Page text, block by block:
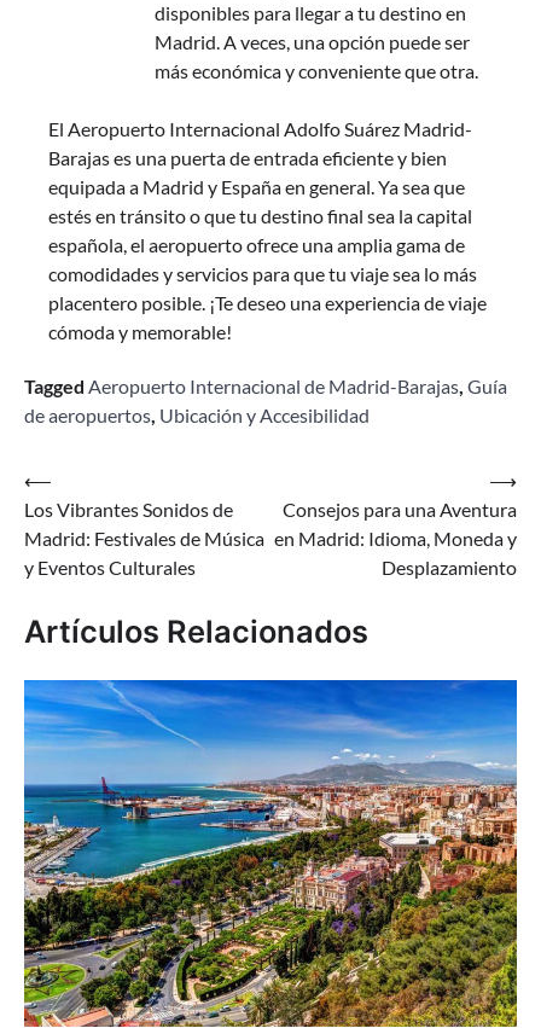
disponibles para llegar a tu destino en
Madrid. A veces, una opción puede ser
más económica y conveniente que otra.
El Aeropuerto Internacional Adolfo Suárez Madrid-
Barajas es una puerta de entrada eficiente y bien
equipada a Madrid y España en general. Ya sea que
estés en tránsito o que tu destino final sea la capital
española, el aeropuerto ofrece una amplia gama de
comodidades y servicios para que tu viaje sea lo más
placentero posible. ¡Te deseo una experiencia de viaje
cómoda y memorable!
Tagged Aeropuerto Internacional de Madrid-Barajas, Guía
de aeropuertos, Ubicación y Accesibilidad
Navegación
de
entradas
⟵
Los Vibrantes Sonidos de
Madrid: Festivales de Música
y Eventos Culturales
Consejos para una Aventura
en Madrid: Idioma, Moneda y
Desplazamiento
⟶
Artículos Relacionados